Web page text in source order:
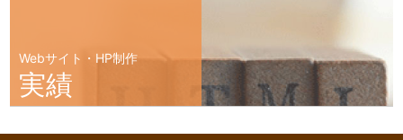
Webサイト・HP制作
実績